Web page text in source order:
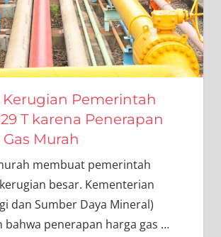
Kerugian Pemerintah
T karena Penerapan
Murah
membuat pemerintah
besar. Kementerian
dan Sumber Daya Mineral)
bahwa penerapan harga gas …